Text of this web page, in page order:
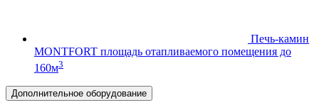
Печь-камин
MONTFORT площадь отапливаемого помещения до
160м3
Дополнительное оборудование